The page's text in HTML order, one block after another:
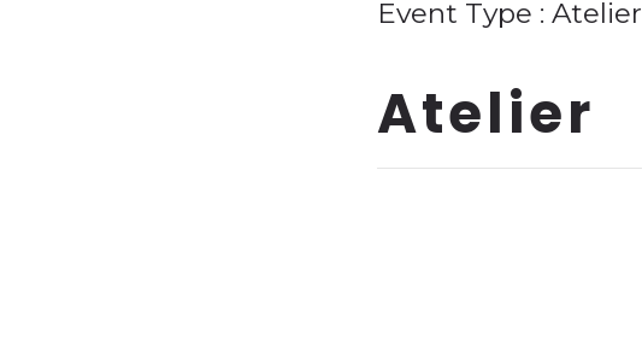
Event Type : Atelier
Atelier